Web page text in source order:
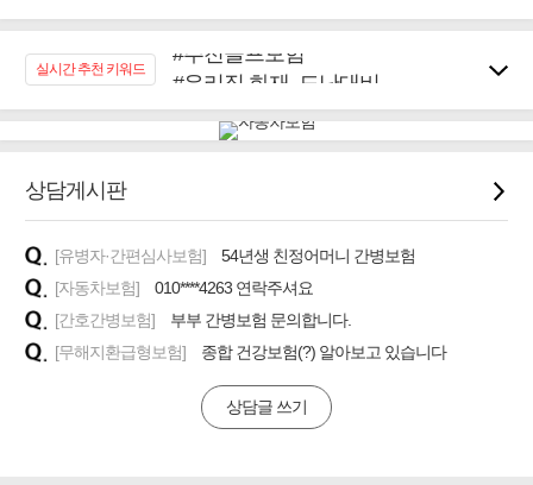
실시간 추천 키워드
#우리집 화재, 도난대비
#임플란트, 치아치료보장
#무해지 건강보험
#바뀌기전에 4세대 가입
상담게시판
[유병자·간편심사보험]
54년생 친정어머니 간병보험
[자동차보험]
010****4263 연락주셔요
[간호간병보험]
부부 간병보험 문의합니다.
[무해지환급형보험]
종합 건강보험(?) 알아보고 있습니다
상담글 쓰기